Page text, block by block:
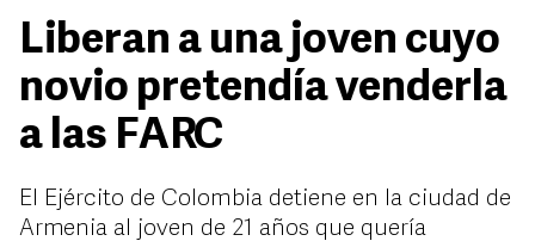
Liberan a una joven cuyo
novio pretendía venderla
a las FARC
El Ejército de Colombia detiene en la ciudad de
Armenia al joven de 21 años que quería